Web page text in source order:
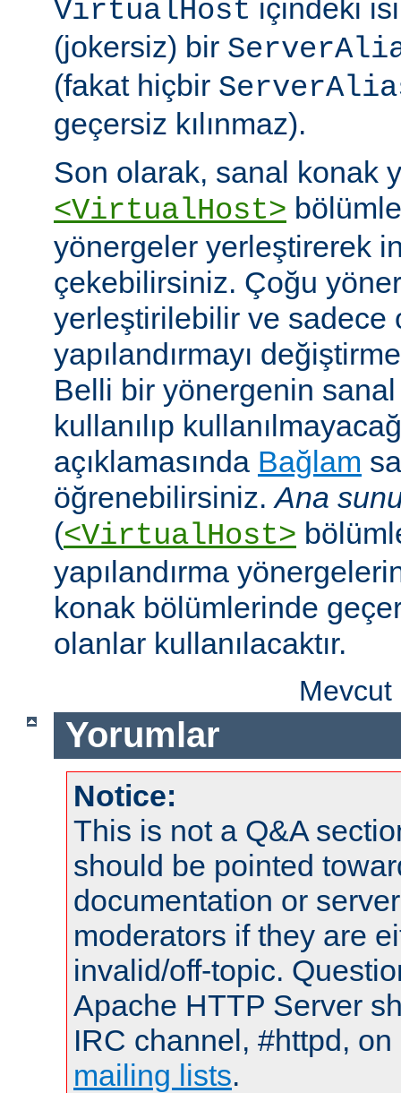
VirtualHost içindeki
(jokersiz) bir
(fakat hiçbir
geçersiz kılınmaz).
Son olarak, sanal konak
<VirtualHost>
yönergeler yerleştirerek
çekebilirsiniz. Çoğu
yerleştirilebilir ve sadece
yapılandırmayı
Belli bir yönergenin
kullanılıp
açıklamasında Bağlam
öğrenebilirsiniz.Ana
(<VirtualHost>
yapılandırma
konak bölümlerinde
olanlar kullanılacaktır.
Yorumlar
Notice:
This is not a Q&A
should be pointed
documentation or
moderators if they are
invalid/off-topic.
Apache HTTP Server
IRC channel, #httpd,
mailing lists.